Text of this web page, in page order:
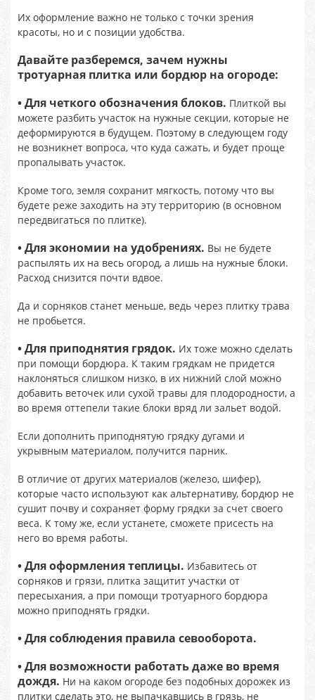
Их оформление важно не только с точки зрения
красоты, но и с позиции удобства.
Давайте разберемся, зачем нужны
тротуарная плитка или бордюр на огороде:
• Для четкого обозначения блоков. Плиткой вы
можете разбить участок на нужные секции, которые не
деформируются в будущем. Поэтому в следующем году
не возникнет вопроса, что куда сажать, и будет проще
пропалывать участок.
Кроме того, земля сохранит мягкость, потому что вы
будете реже заходить на эту территорию (в основном
передвигаться по плитке).
• Для экономии на удобрениях. Вы не будете
распылять их на весь огород, а лишь на нужные блоки.
Расход снизится почти вдвое.
Да и сорняков станет меньше, ведь через плитку трава
не пробьется.
• Для приподнятия грядок. Их тоже можно сделать
при помощи бордюра. К таким грядкам не придется
наклоняться слишком низко, в их нижний слой можно
добавить веточек или сухой травы для плодородности, а
во время оттепели такие блоки вряд ли зальет водой.
Если дополнить приподнятую грядку дугами и
укрывным материалом, получится парник.
В отличие от других материалов (железо, шифер),
которые часто используют как альтернативу, бордюр не
сушит почву и сохраняет форму грядки за счет своего
веса. К тому же, если устанете, сможете присесть на
него во время работы.
• Для оформления теплицы. Избавитесь от
сорняков и грязи, плитка защитит участки от
пересыхания, а при помощи тротуарного бордюра
можно приподнять грядки.
• Для соблюдения правила севооборота.
• Для возможности работать даже во время
дождя. Ни на каком огороде без подобных дорожек из
плитки сделать это, не выпачкавшись в грязь, не